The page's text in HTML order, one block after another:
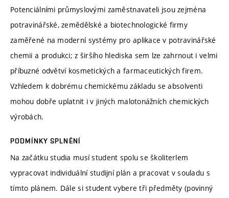
Potenciálními průmyslovými zaměstnavateli jsou zejména
potravinářské, zemědělské a biotechnologické firmy
zaměřené na moderní systémy pro aplikace v potravinářské
chemii a produkci; z širšího hlediska sem lze zahrnout i velmi
příbuzné odvětví kosmetických a farmaceutických firem.
Vzhledem k dobrému chemickému základu se absolventi
mohou dobře uplatnit i v jiných malotonážních chemických
výrobách.
PODMÍNKY SPLNĚNÍ
Na začátku studia musí student spolu se školiterlem
vypracovat individuální studijní plán a pracovat v souladu s
tímto plánem. Dále si student vybere tři předměty (povinný